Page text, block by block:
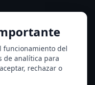
funcionamiento del
de analítica para
rechazar o
de la Cruz)